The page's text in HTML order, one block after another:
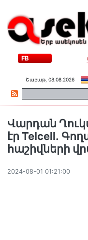
FB
Շաբաթ, 08.08.2026
Վարդան
էր Telcell․
հաշիվների
2024-08-01 01:21:00